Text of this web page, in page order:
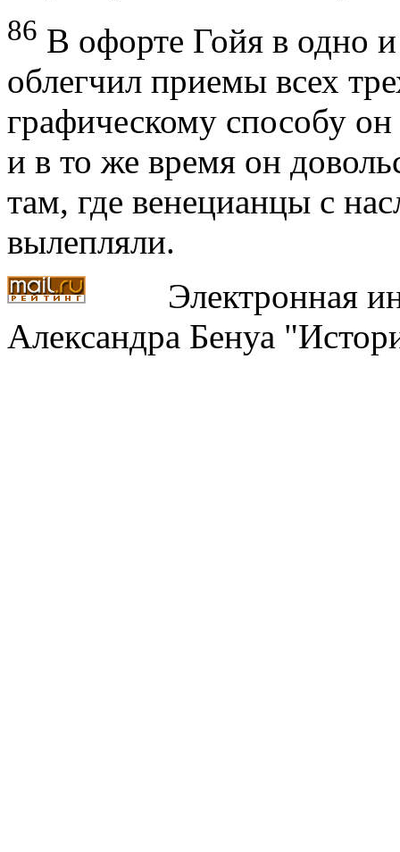
86 В офорте Гойя в одно
облегчил приемы всех
графическому способу
и в то же время он
там, где венецианцы с
вылепляли.
Электронная
Александра Бенуа